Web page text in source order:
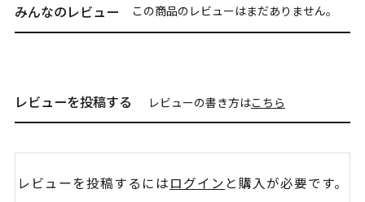
みんなのレビュー この商品のレビューはまだありません。
レビューを投稿する レビューの書き方はこちら
レビューを投稿するにはログイン と購入が必要です。